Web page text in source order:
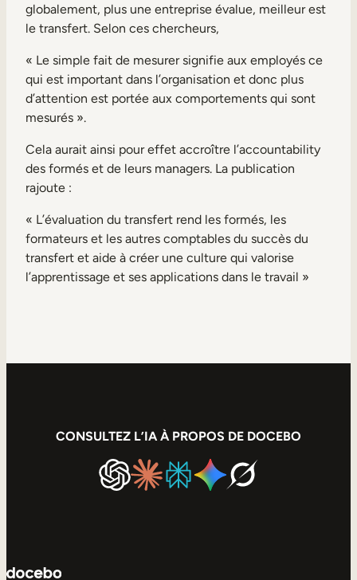
globalement, plus une entreprise évalue, meilleur est
le transfert. Selon ces chercheurs,
« Le simple fait de mesurer signifie aux employés ce
qui est important dans l’organisation et donc plus
d’attention est portée aux comportements qui sont
mesurés ».
Cela aurait ainsi pour effet accroître l’accountability
des formés et de leurs managers. La publication
rajoute :
« L’évaluation du transfert rend les formés, les
formateurs et les autres comptables du succès du
transfert et aide à créer une culture qui valorise
l’apprentissage et ses applications dans le travail »
CONSULTEZ L’IA À PROPOS DE DOCEBO